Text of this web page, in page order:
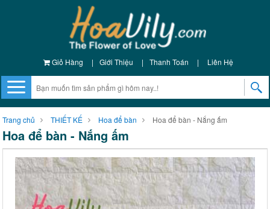
Giỏ Hàng | Giới Thiệu | Thanh Toán | Liên Hệ
Trang chủ THIẾT KẾ Hoa để bàn Hoa để bàn - Nắng ấm
Hoa để bàn - Nắng ấm